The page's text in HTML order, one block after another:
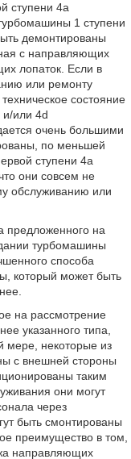
ступени 4а
1 ступени
демонтированы
с направляющих
лопаток. Если в
или ремонту
состояние
и/или 4d
очень большими
по меньшей
ступени 4а
они совсем не
обслуживанию или
предложенного на
турбомашины
способа
который может быть
на рассмотрение
указанного типа,
мере, некоторые из
с внешней стороны
таким
они могут
через
быть смонтированы
преимущество в том,
направляющих